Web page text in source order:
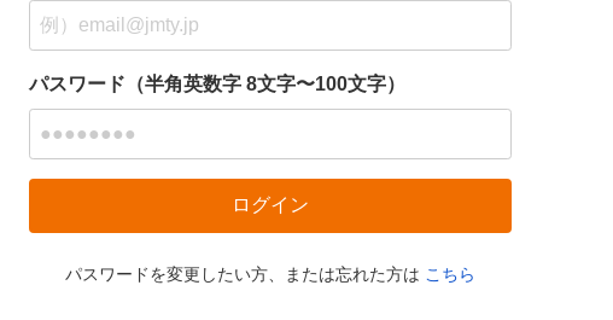
パスワード（半角英数字 8文字〜100文字）
パスワードを変更したい方、または忘れた方は こちら